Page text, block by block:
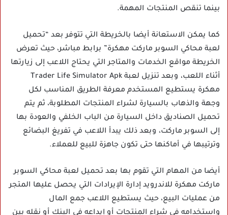
بينما تنقص المنتجات المهمة.
كما يمكن الاستعانة أيضا بالخريطة التي تتوفر بعد “تحميل
لعبة محاكي السوبر ماركت مهكرة” برابط مباشر، حيث تعرض
الخريطة مواقع الخدمات والمتاجر التي يحتاج اللاعب إلى زيارتها
أثناء اللعب، وبعد تنزيل لعبة Trader Life Simulator Apk
مهكرة يستطيع المستخدم معرفة الطريق المناسب لكل
وجهة والذهاب بالسيارة لشراء المنتجات المطلوبة، ثم يتم
تحميل الصناديق داخل السيارة من الباب الخلفي والعودة بها
إلى السوبر ماركت، وبعد ذلك يبدأ اللاعب في تفريغ البضائع
وترتيبها في أماكنها حتى تكون جاهزة للبيع للعملاء.
أيضا من المهام التي تقوم بها بعد تحميل لعبة محاكي السوبر
ماركت مهكرة للاندرويد إدارة الإيرادات التي يحصل عليها المتجر
من عمليات البيع، حيث يستطيع اللاعب جمع المال
واستخدامه في شراء المنتجات أو إيداعه في البنك أو نقله بين